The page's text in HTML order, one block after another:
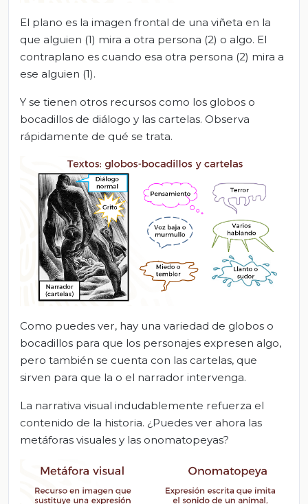
El plano es la imagen frontal de una viñeta en la
que alguien (1) mira a otra persona (2) o algo. El
contraplano es cuando esa otra persona (2) mira a
ese alguien (1).
Y se tienen otros recursos como los globos o
bocadillos de diálogo y las cartelas. Observa
rápidamente de qué se trata.
Como puedes ver, hay una variedad de globos o
bocadillos para que los personajes expresen algo,
pero también se cuenta con las cartelas, que
sirven para que la o el narrador intervenga.
La narrativa visual indudablemente refuerza el
contenido de la historia. ¿Puedes ver ahora las
metáforas visuales y las onomatopeyas?